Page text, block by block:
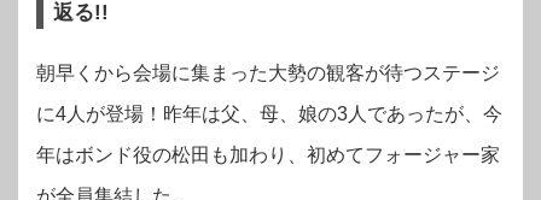
返る!!
朝早くから会場に集まった大勢の観客が待つステージ
に4人が登場！昨年は父、母、娘の3人であったが、今
年はボンド役の松田も加わり、初めてフォージャー家